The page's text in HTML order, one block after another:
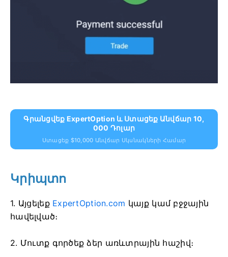
Գրանցվեք ExpertOption ԵՒ Ստացեք Անվճար 10,
000 Դոլար
Ստացեք $10,000 Անվճար Սկսնակների Համար
Կրիպտո
1. Այցելեք ExpertOption.com կայք կամ բջջային
հավելված։
2. Մուտք գործեք ձեր առևտրային հաշիվ։